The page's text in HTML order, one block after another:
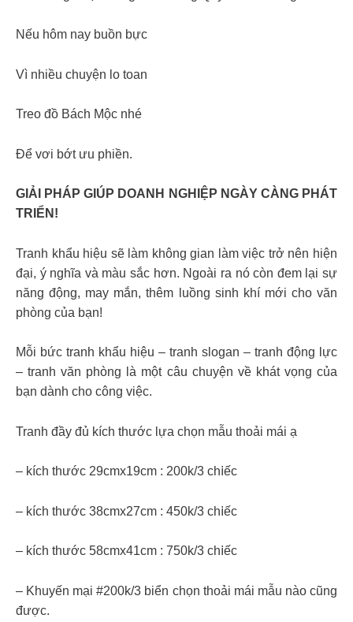
⁣Nếu hôm nay buồn bực
Vì nhiều chuyện lo toan
Treo đồ Bách Mộc nhé
Để vơi bớt ưu phiền.
GIẢI PHÁP GIÚP DOANH NGHIỆP NGÀY CÀNG PHÁT
TRIỂN!
Tranh khẩu hiệu sẽ làm không gian làm việc trở nên hiện
đại, ý nghĩa và màu sắc hơn. Ngoài ra nó còn đem lại sự
năng động, may mắn, thêm luồng sinh khí mới cho văn
phòng của bạn!
Mỗi bức tranh khẩu hiệu – tranh slogan – tranh động lực
– tranh văn phòng là một câu chuyện về khát vọng của
bạn dành cho công việc.
Tranh đầy đủ kích thước lựa chọn mẫu thoải mái ạ
– kích thước 29сmх19сm : 200k/3 сһ𝗂ếс
– kích thước 38сmх27сm : 450k/3 сһ𝗂ếс
– kích thước 58сmх41сm : 750k/3 сһ𝗂ếс
– Khuyến mại #200k/3 biển chọn thoải mái mẫu nào cũng
được.